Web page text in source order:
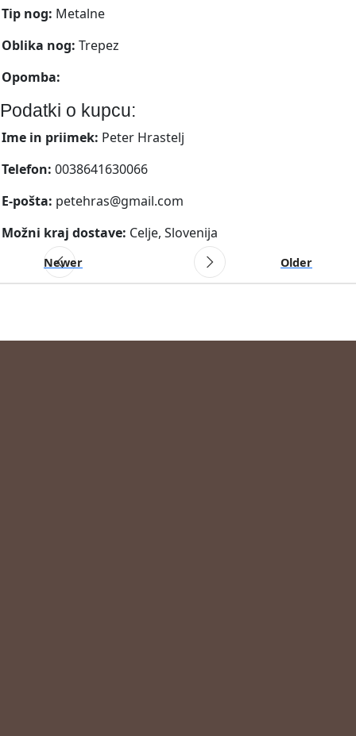
Tip nog: Metalne
Oblika nog: Trepez
Opomba:
Podatki o kupcu:
Ime in priimek: Peter Hrastelj
Telefon: 0038641630066
E-pošta: petehras@gmail.com
Možni kraj dostave: Celje, Slovenija
Newer Older